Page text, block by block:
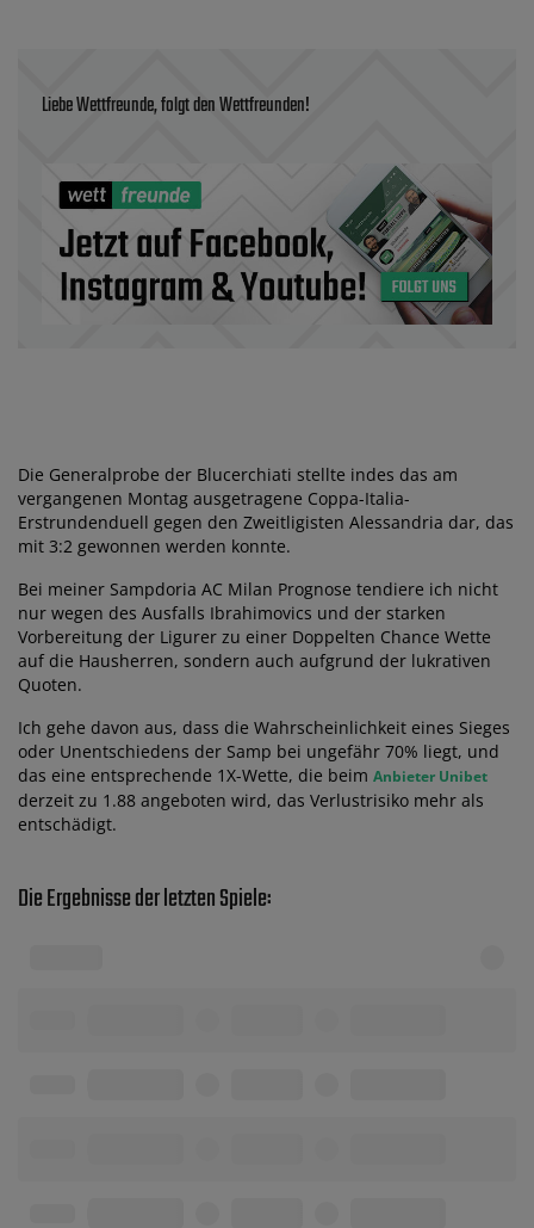
Liebe Wettfreunde, folgt den Wettfreunden!
Die Generalprobe der Blucerchiati stellte indes das am
vergangenen Montag ausgetragene Coppa-Italia-
Erstrundenduell gegen den Zweitligisten Alessandria dar, das
mit 3:2 gewonnen werden konnte.
Bei meiner Sampdoria AC Milan Prognose tendiere ich nicht
nur wegen des Ausfalls Ibrahimovics und der starken
Vorbereitung der Ligurer zu einer Doppelten Chance Wette
auf die Hausherren, sondern auch aufgrund der lukrativen
Quoten.
Ich gehe davon aus, dass die Wahrscheinlichkeit eines Sieges
oder Unentschiedens der Samp bei ungefähr 70% liegt, und
das eine entsprechende 1X-Wette, die beim Anbieter Unibet
derzeit zu 1.88 angeboten wird, das Verlustrisiko mehr als
entschädigt.
Die Ergebnisse der letzten Spiele: